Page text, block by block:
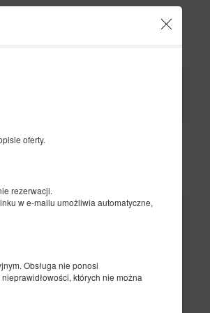
oferty.
rezerwacji.
w e-mailu umożliwia automatyczne,
Obsługa nie ponosi
których nie można